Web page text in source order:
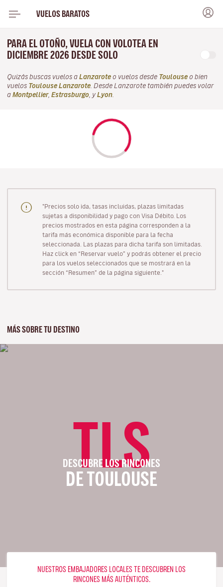
VUELOS BARATOS
PARA EL OTOÑO, VUELA CON VOLOTEA EN
DICIEMBRE 2026 DESDE SOLO
Quizás buscas vuelos a Lanzarote o vuelos desde Toulouse o bien
vuelos Toulouse Lanzarote . Desde Lanzarote también puedes volar
a Montpellier, Estrasburgo , y Lyon
"Precios solo ida, tasas incluidas, plazas limitadas
sujetas a disponibilidad y pago con Visa Débito. Los
precios mostrados en esta página corresponden a la
tarifa más económica disponible para la fecha
seleccionada. Las plazas para dicha tarifa son limitadas.
Haz click en “Reservar vuelo” y podrás obtener el precio
para los vuelos seleccionados que se mostrará en la
sección “Resumen” de la página siguiente."
MÁS SOBRE TU DESTINO
TLS
DESCUBRE LOS RINCONES
DE TOULOUSE
NUESTROS EMBAJADORES LOCALES TE DESCUBREN LOS
RINCONES MÁS AUTÉNTICOS.